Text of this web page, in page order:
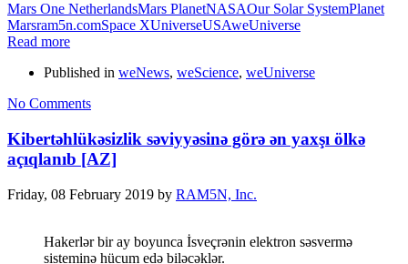
Mars One NetherlandsMars PlanetNASAOur Solar SystemPlanet
Marsram5n.comSpace XUniverseUSAweUniverse
Read more
Published in weNews, weScience, weUniverse
No Comments
Kibertəhlükəsizlik səviyyəsinə görə ən yaxşı ölkə
açıqlanıb [AZ]
Friday, 08 February 2019 by RAM5N, Inc.
Hakerlər bir ay boyunca İsveçrənin elektron səsvermə
sisteminə hücum edə biləcəklər.